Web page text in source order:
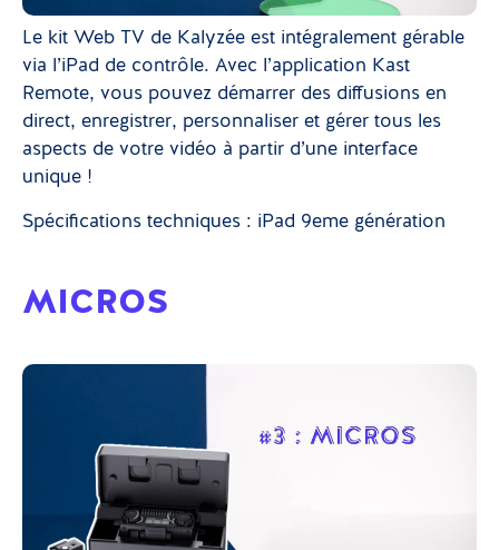
Le kit Web TV de Kalyzée est intégralement gérable
via l’iPad de contrôle. Avec l’application Kast
Remote, vous pouvez démarrer des diffusions en
direct, enregistrer, personnaliser et gérer tous les
aspects de votre vidéo à partir d’une interface
unique !
Spécifications techniques : iPad 9eme génération
MICROS